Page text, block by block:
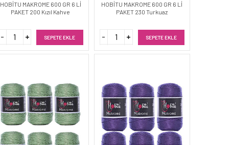
HOBİTU MAKROME 600 GR 6 Lİ
PAKET 200 Kızıl Kahve
SEPETE EKLE
HOBİTU MAKROME 600 GR 6 Lİ
PAKET 230 Turkuaz
SEPETE EKLE